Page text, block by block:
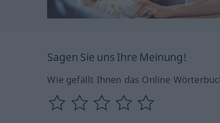
Sagen Sie uns Ihre Meinung!
Wie gefällt Ihnen das Online